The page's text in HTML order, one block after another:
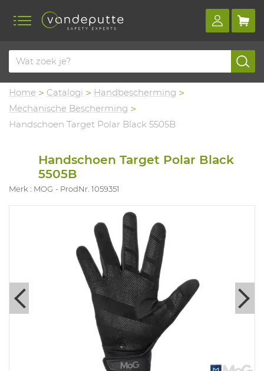
Home Catalogi
Handbescherming
Mechanische Bescherming
Handschoen Target Polar Black 5505B
Handschoen Target Polar Black
5505B
Merk : MOG ProdNr. 1059351